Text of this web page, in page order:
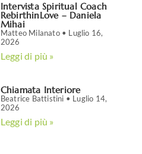
Intervista Spiritual Coach
RebirthinLove – Daniela
Mihai
Matteo Milanato
Luglio 16,
2026
Leggi di più »
Chiamata Interiore
Beatrice Battistini
Luglio 14,
2026
Leggi di più »